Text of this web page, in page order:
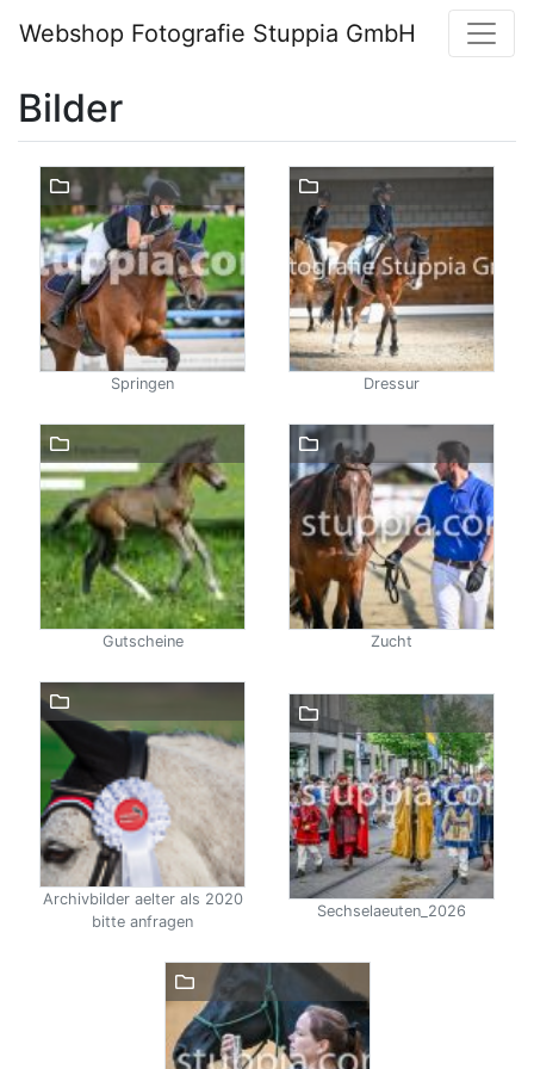
Webshop Fotografie Stuppia GmbH
Bilder
Springen Dressur
Gutscheine Zucht
Archivbilder aelter als 2020
bitte anfragen
Sechselaeuten_2026